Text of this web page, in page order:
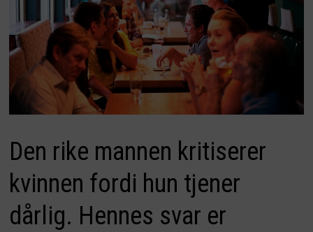
Den rike mannen kritiserer
kvinnen fordi hun tjener
dårlig. Hennes svar er